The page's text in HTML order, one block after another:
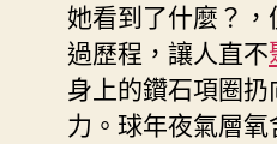
她看到了什麼？
過歷程，讓人直不
身上的鑽石項圈
力。球年夜氣層